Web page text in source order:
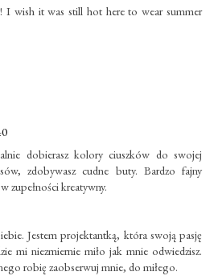
I wish it was still hot here to wear summer
dobierasz kolory ciuszków do swojej
zdobywasz cudne buty. Bardzo fajny
zupełności kreatywny.
Jestem projektantką, która swoją pasję
mi niezmiernie miło jak mnie odwiedzisz.
robię zaobserwuj mnie, do miłego.